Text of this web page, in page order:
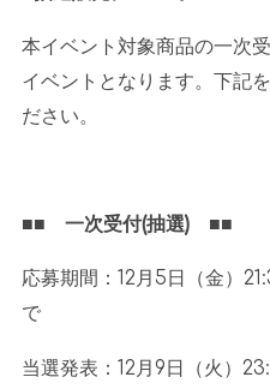
本イベント対象商品の一次
イベントとなります。下記
ださい。
■■ 一次受付(抽選) ■■
応募期間： 12月 5 日（金）
で
当選発表： 12 月 9 日（火）